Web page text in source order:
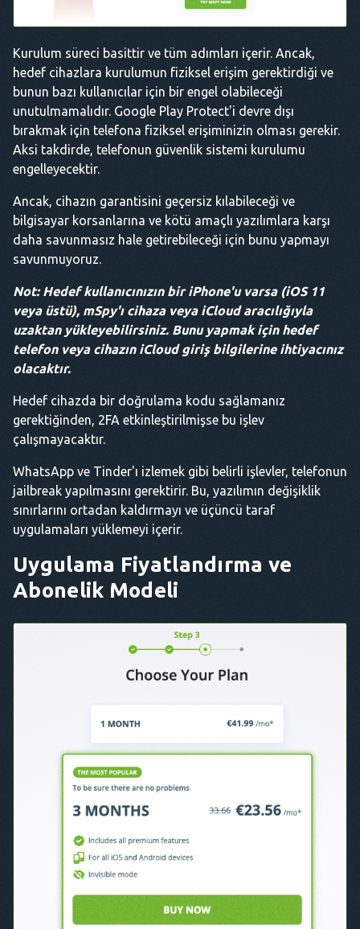
Kurulum süreci basittir ve tüm adımları içerir. Ancak,
hedef cihazlara kurulumun fiziksel erişim gerektirdiği ve
bunun bazı kullanıcılar için bir engel olabileceği
unutulmamalıdır. Google Play Protect'i devre dışı
bırakmak için telefona fiziksel erişiminizin olması gerekir.
Aksi takdirde, telefonun güvenlik sistemi kurulumu
engelleyecektir.
Ancak, cihazın garantisini geçersiz kılabileceği ve
bilgisayar korsanlarına ve kötü amaçlı yazılımlara karşı
daha savunmasız hale getirebileceği için bunu yapmayı
savunmuyoruz.
Not: Hedef kullanıcınızın bir iPhone'u varsa (iOS 11
veya üstü), mSpy'ı cihaza veya iCloud aracılığıyla
uzaktan yükleyebilirsiniz. Bunu yapmak için hedef
telefon veya cihazın iCloud giriş bilgilerine ihtiyacınız
olacaktır.
Hedef cihazda bir doğrulama kodu sağlamanız
gerektiğinden, 2FA etkinleştirilmişse bu işlev
çalışmayacaktır.
WhatsApp ve Tinder'ı izlemek gibi belirli işlevler, telefonun
jailbreak yapılmasını gerektirir. Bu, yazılımın değişiklik
sınırlarını ortadan kaldırmayı ve üçüncü taraf
uygulamaları yüklemeyi içerir.
Uygulama Fiyatlandırma ve
Abonelik Modeli